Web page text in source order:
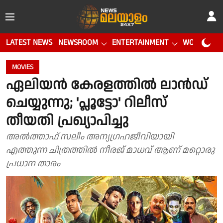
LATEST NEWS NEWSROOM ENTERTAINMENT WORLD CUP
MOVIES
ഏലിയൻ കേരളത്തിൽ ലാൻഡ്
ചെയ്യുന്നു; 'പ്ലൂട്ടോ' റിലീസ്
തീയതി പ്രഖ്യാപിച്ചു
അൽത്താഫ് സലീം അന്യഗ്രഹജീവിയായി
എത്തുന്ന ചിത്രത്തിൽ നീരജ് മാധവ് ആണ് മറ്റൊരു
പ്രധാന താരം